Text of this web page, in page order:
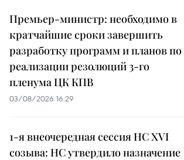
Премьер-министр: необходимо в
кратчайшие сроки завершить
разработку программ и планов по
реализации резолюций 3-го
пленума ЦК КПВ
03/08/2026 16:29
1-я внеочередная сессия НС XVI
созыва: НС утвердило назначение